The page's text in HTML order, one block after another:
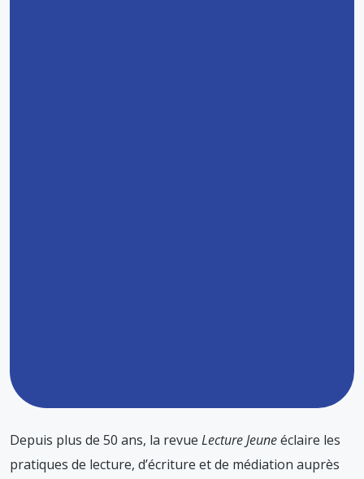
Depuis plus de 50 ans, la revue Lecture Jeuneéclaire les
pratiques de lecture, d’écriture et de médiation auprès